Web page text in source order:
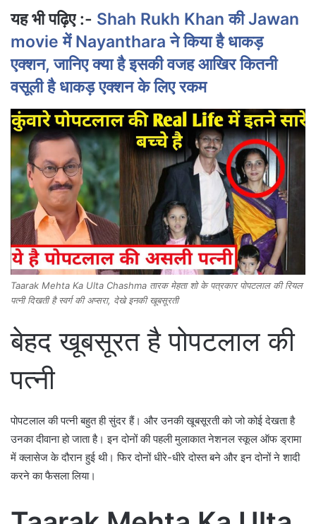
यह भी पढ़िए :- Shah Rukh Khan की Jawan
movie में Nayanthara ने किया है धाकड़
एक्शन, जानिए क्या है इसकी वजह आखिर कितनी
वसूली है धाकड़ एक्शन के लिए रकम
Taarak Mehta Ka Ulta Chashma तारक मेहता शो के पत्रकार पोपटलाल की रियल
पत्नी दिखती है स्वर्ग की अप्सरा, देखे इनकी खूबसूरती
बेहद खूबसूरत है पोपटलाल की
पत्नी
पोपटलाल की पत्नी बहुत ही सुंदर हैं। और उनकी खूबसूरती को जो कोई देखता है
उनका दीवाना हो जाता है। इन दोनों की पहली मुलाकात नेशनल स्कूल ऑफ ड्रामा
में क्लासेज के दौरान हुई थी। फिर दोनों धीरे-धीरे दोस्त बने और इन दोनों ने शादी
करने का फैसला लिया।